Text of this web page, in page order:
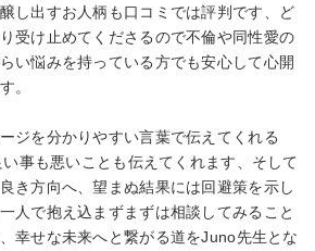
し出すお人柄も口コミでは評判です、ど
受け止めてくださるので不倫や同性愛の
い悩みを持っている方でも安心して心開
。
ジを分かりやすい言葉で伝えてくれる
事も悪いことも伝えてくれます、そして
き方向へ、望まぬ結果には回避策を示し
人で抱え込まずまずは相談してみること
幸せな未来へと繋がる道をJuno先生とな